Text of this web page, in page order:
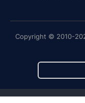
Copyright © 2010-